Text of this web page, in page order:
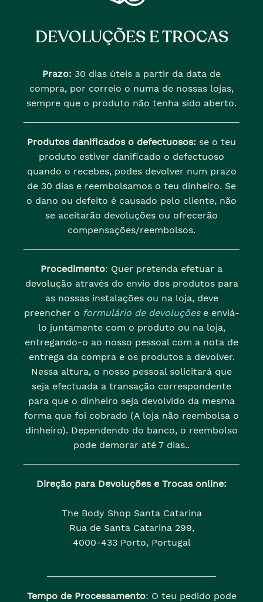
DEVOLUÇÕES E TROCAS
Prazo: 30 dias úteis a partir da data de
compra, por correio o numa de nossas lojas,
sempre que o produto não tenha sido aberto.
Produtos danificados o defectuosos: se o teu
produto estiver danificado o defectuoso
quando o recebes, podes devolver num prazo
de 30 dias e reembolsamos o teu dinheiro. Se
o dano ou defeito é causado pelo cliente, não
se aceitarão devoluções ou ofrecerão
compensações/reembolsos.
Procedimento: Quer pretenda efetuar a
devolução através do envio dos produtos para
as nossas instalações ou na loja, deve
preencher o formulário de devoluçõese enviá-
lo juntamente com o produto ou na loja,
entregando-o ao nosso pessoal com a nota de
entrega da compra e os produtos a devolver.
Nessa altura, o nosso pessoal solicitará que
seja efectuada a transação correspondente
para que o dinheiro seja devolvido da mesma
forma que foi cobrado (A loja não reembolsa o
dinheiro). Dependendo do banco, o reembolso
pode demorar até 7 dias..
Direção para Devoluções e Trocas online:
The Body Shop Santa Catarina
Rua de Santa Catarina 299,
4000-433 Porto, Portugal
Tempo de Processamento: O teu pedido pode